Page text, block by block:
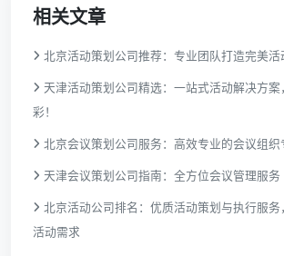
相关文章
北京活动策划公司推荐：专业团队打造完美活
天津活动策划公司精选：一站式活动解决方
彩！
北京会议策划公司服务：高效专业的会议组织
天津会议策划公司指南：全方位会议管理服务
北京活动公司排名：优质活动策划与执行服务
活动需求